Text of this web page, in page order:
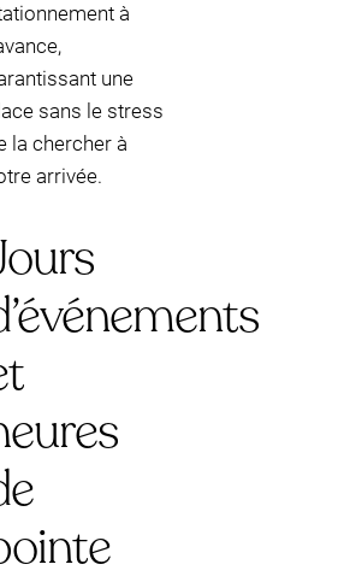
à
une
sans le stress
la chercher à
arrivée.